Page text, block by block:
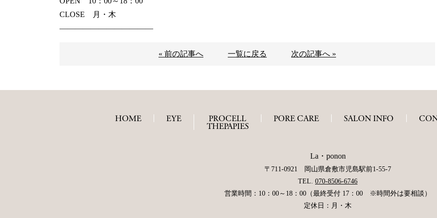
CLOSE 月・木
————————————
« 前の記事へ 一覧に戻る 次の記事へ »
HOME EYE
PROCELL
THEPAPIES
PORE CARE SALON INFO
La・ponon
〒711-0921 岡山県倉敷市児島駅前1-55-7
TEL. 070-8506-6746
営業時間：10：00～18：00（最終受付 17：00 ※時間外は要相談）
定休日：月・木